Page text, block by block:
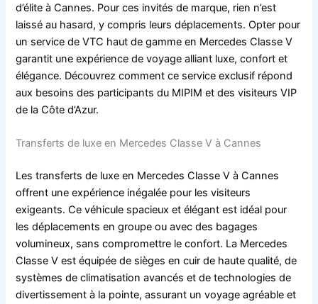
d’élite à Cannes. Pour ces invités de marque, rien n’est
laissé au hasard, y compris leurs déplacements. Opter pour
un service de VTC haut de gamme en Mercedes Classe V
garantit une expérience de voyage alliant luxe, confort et
élégance. Découvrez comment ce service exclusif répond
aux besoins des participants du MIPIM et des visiteurs VIP
de la Côte d’Azur.
Transferts de luxe en Mercedes Classe V à Cannes
Les transferts de luxe en Mercedes Classe V à Cannes
offrent une expérience inégalée pour les visiteurs
exigeants. Ce véhicule spacieux et élégant est idéal pour
les déplacements en groupe ou avec des bagages
volumineux, sans compromettre le confort. La Mercedes
Classe V est équipée de sièges en cuir de haute qualité, de
systèmes de climatisation avancés et de technologies de
divertissement à la pointe, assurant un voyage agréable et